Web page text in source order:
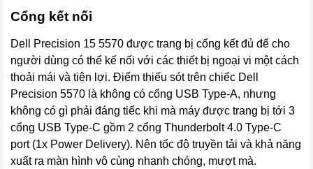
Cổng kết nối
Dell Precision 15 5570 được trang bị cổng kết đủ để cho
người dùng có thể kế nối với các thiết bị ngoại vi một cách
thoải mái và tiện lợi. Điểm thiếu sót trên chiếc Dell
Precision 5570 là không có cổng USB Type-A, nhưng
không có gì phải đáng tiếc khi mà máy được trang bị tới 3
cổng USB Type-C gồm 2 cổng Thunderbolt 4.0 Type-C
port (1x Power Delivery). Nên tốc độ truyền tải và khả năng
xuất ra màn hình vô cùng nhanh chóng, mượt mà.